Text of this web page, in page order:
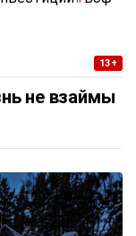
13+
не взаймы